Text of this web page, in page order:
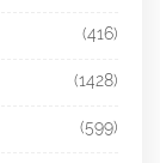
(416)
(1428)
(599)